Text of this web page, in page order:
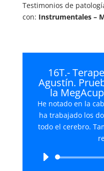
Testimonios de
con: Instrumentales –
16T.-
Agustín.
la
He notado en la
ha trabajado los
todo el cerebro.